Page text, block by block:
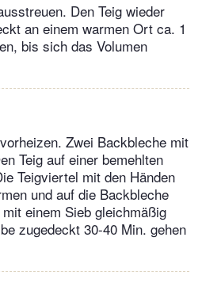
Den Teig wieder
an einem warmen Ort ca. 1
bis sich das Volumen
Zwei Backbleche mit
Teig auf einer bemehlten
Teigviertel mit den Händen
und auf die Backbleche
einem Sieb gleichmäßig
zugedeckt 30-40 Min. gehen